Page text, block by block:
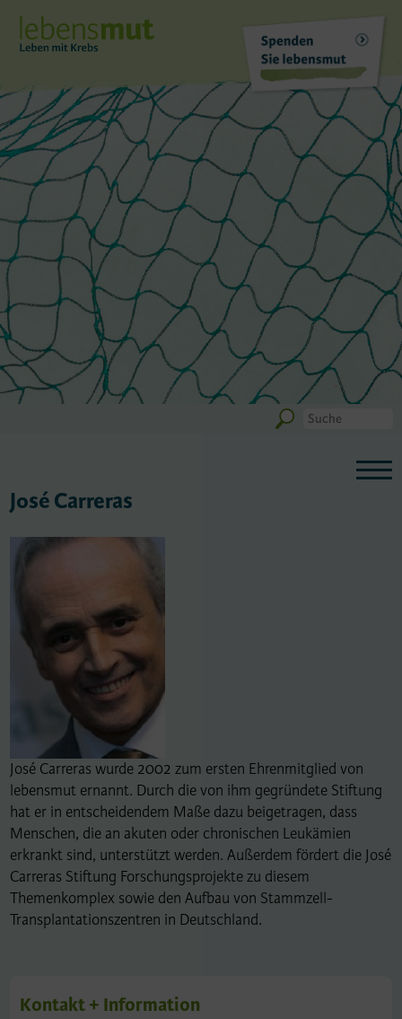
José Carreras
José Carreras wurde 2002 zum ersten Ehrenmitglied von
lebensmut ernannt. Durch die von ihm gegründete Stiftung
hat er in entscheidendem Maße dazu beigetragen, dass
Menschen, die an akuten oder chronischen Leukämien
erkrankt sind, unterstützt werden. Außerdem fördert die José
Carreras Stiftung Forschungsprojekte zu diesem
Themenkomplex sowie den Aufbau von Stammzell-
Transplantationszentren in Deutschland.
Kontakt + Information